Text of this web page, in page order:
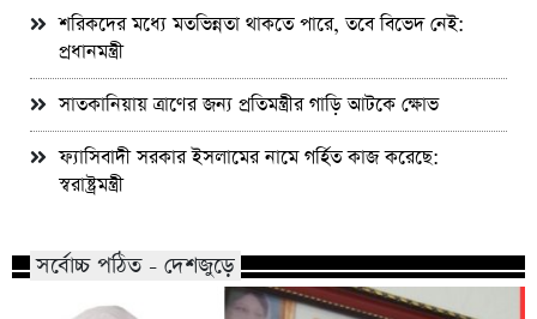
শরিকদের মধ্যে মতভিন্নতা থাকতে পারে, তবে বিভেদ নেই:
প্রধানমন্ত্রী
সাতকানিয়ায় ত্রাণের জন্য প্রতিমন্ত্রীর গাড়ি আটকে ক্ষোভ
ফ্যাসিবাদী সরকার ইসলামের নামে গর্হিত কাজ করেছে:
স্বরাষ্ট্রমন্ত্রী
সর্বোচ্চ পঠিত - দেশজুড়ে